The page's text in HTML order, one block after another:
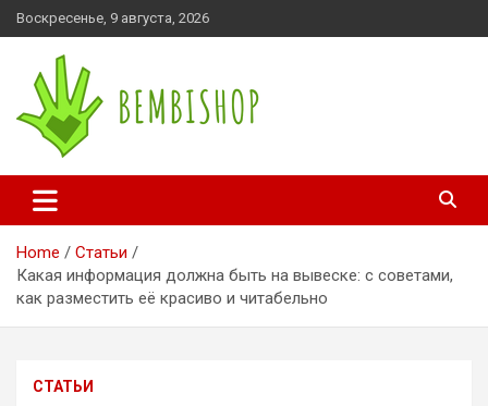
Skip
to
Воскресенье, 9 августа, 2026
bembishop.com.ua
Home
Статьи
Какая информация должна быть на вывеске: с советами,
как разместить её красиво и читабельно
СТАТЬИ